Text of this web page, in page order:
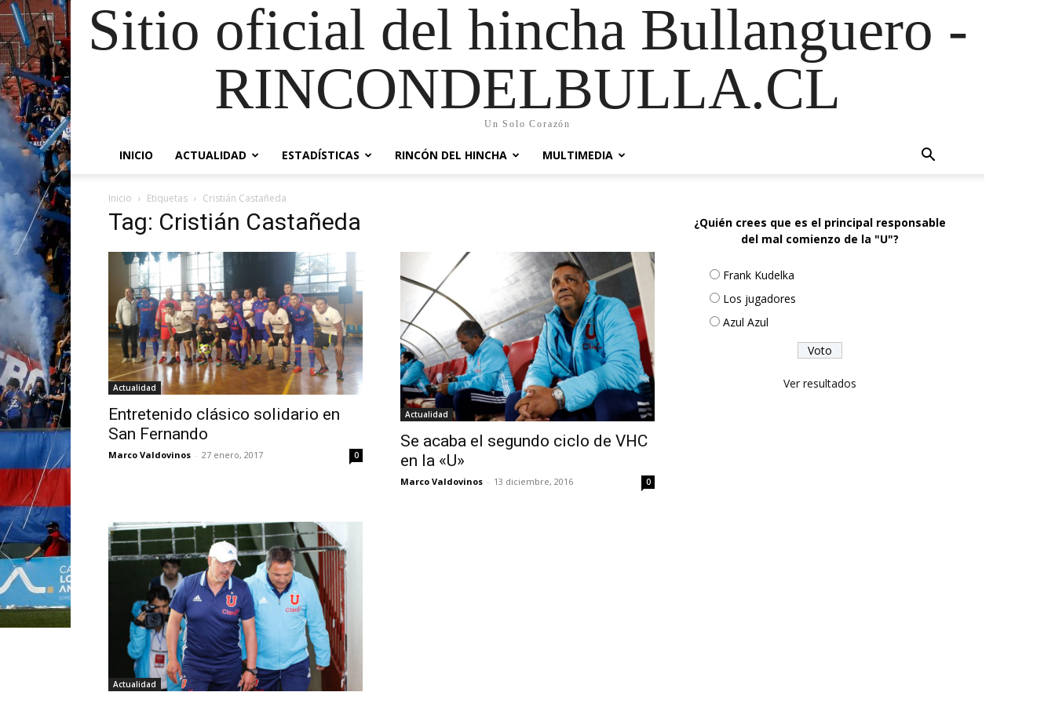
Sitio oficial del hincha Bullanguero -
RINCONDELBULLA.CL
Un Solo Corazón
INICIO ACTUALIDAD ESTADÍSTICAS RINCÓN DEL HINCHA MULTIMEDIA
Inicio Etiquetas Cristián Castañeda
Tag: Cristián Castañeda
Actualidad
Entretenido clásico solidario en
San Fernando
Marco Valdovinos - 27 enero, 2017 0
Actualidad
Se acaba el segundo ciclo de VHC
en la «U»
Marco Valdovinos - 13 diciembre, 2016 0
Actualidad
¿Quién crees que es el principal responsable
del mal comienzo de la "U"?
Frank Kudelka
Los jugadores
Azul Azul
Ver resultados